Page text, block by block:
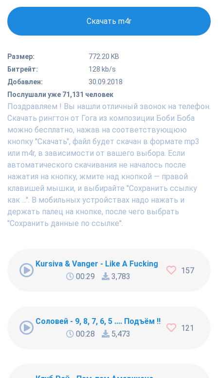
Скачать m4r
Размер:
772.20 KB
Битрейт:
128 kb/s
Добавлен:
30.09.2018
Послушали уже 71,131 человек
Поздравляем ! Вы нашли отличный звонок на телефон.
Скачать рингтон от Гога из композиции Боби Боба
можно бесплатно, нажав на соответствующюю
кнопку "Скачать", файл будет скачан в формате mp3
или m4r, в зависимости от вашего выбора. Если
автоматического скачивания не началось после
нажатия на кнопку, жмите над кнопкой — правой
клавишей мышки, и выбирайте "Сохранить ссылку
как ...". В мобильных устройствах надо нажать и
держать палец на кнопке, после чего выбрать
"Сохранить данные по ссылке".
Kursiva & Vanger - Like A Fucking Newbie
00:29
3,783
157
Соловей - 9, 8, 7, 6, 5 .... Подъём !!!
00:28
5,473
121